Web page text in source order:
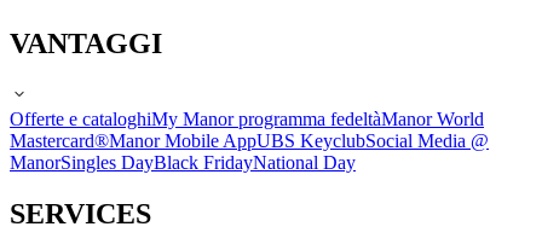
VANTAGGI
Offerte e cataloghiMy Manor programma fedeltàManor World
Mastercard®Manor Mobile AppUBS KeyclubSocial Media @
ManorSingles DayBlack FridayNational Day
SERVICES